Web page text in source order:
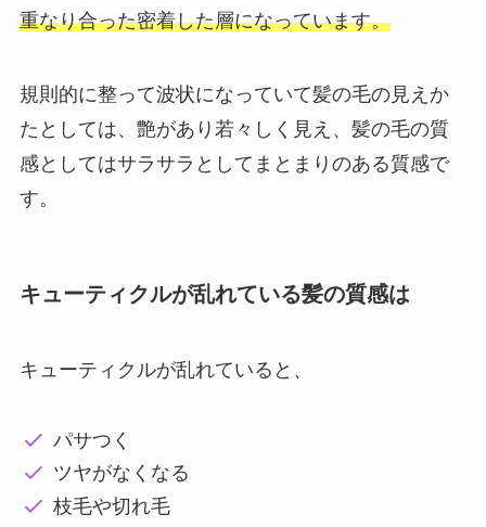
重なり合った密着した層になっています。
規則的に整って波状になっていて髪の毛の見えか
たとしては、艶があり若々しく見え、髪の毛の質
感としてはサラサラとしてまとまりのある質感で
す。
キューティクルが乱れている髪の質感は
キューティクルが乱れていると、
パサつく
ツヤがなくなる
枝毛や切れ毛